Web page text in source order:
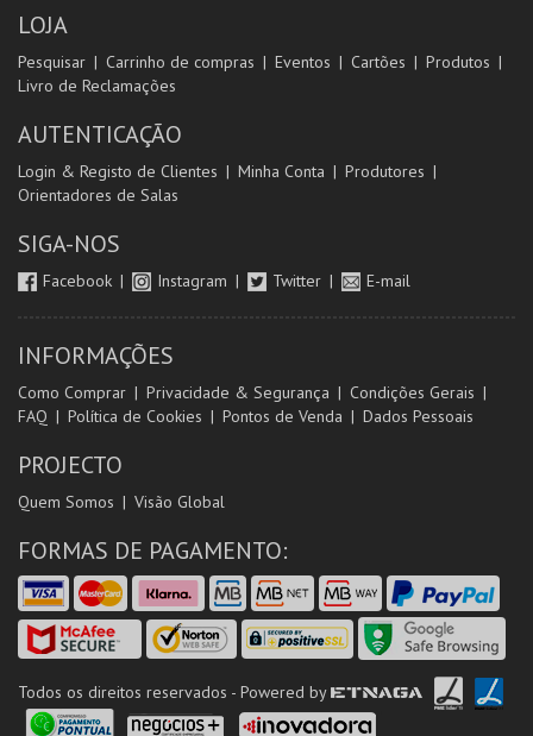
LOJA
Pesquisar Carrinho de compras Eventos Cartões
Produtos
Livro de Reclamações
AUTENTICAÇÃO
Login & Registo de Clientes Minha Conta
Produtores
Orientadores de Salas
SIGA-NOS
Facebook Instagram Twitter E-mail
INFORMAÇÕES
Como Comprar Privacidade & Segurança
Condições Gerais
FAQ
Política de Cookies Pontos de Venda Dados Pessoais
PROJECTO
Quem Somos Visão Global
FORMAS DE PAGAMENTO:
Todos os direitos reservados - Powered by ETNAGA